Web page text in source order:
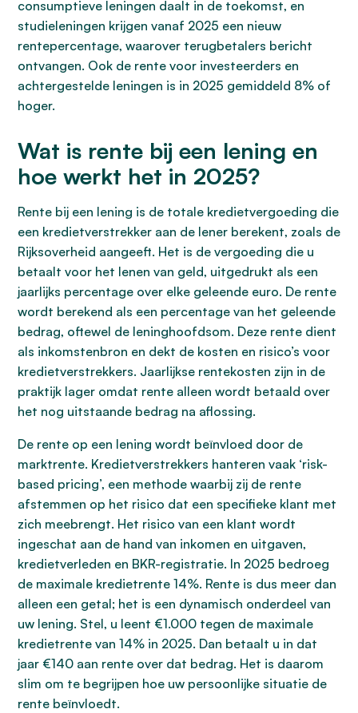
consumptieve leningen daalt in de toekomst, en
studieleningen krijgen vanaf 2025 een nieuw
rentepercentage, waarover terugbetalers bericht
ontvangen. Ook de rente voor investeerders en
achtergestelde leningen is in 2025 gemiddeld 8% of
hoger.
Wat is rente bij een lening en
hoe werkt het in 2025?
Rente bij een lening is de totale kredietvergoeding die
een kredietverstrekker aan de lener berekent, zoals de
Rijksoverheid aangeeft. Het is de vergoeding die u
betaalt voor het lenen van geld, uitgedrukt als een
jaarlijks percentage over elke geleende euro. De rente
wordt berekend als een percentage van het geleende
bedrag, oftewel de leninghoofdsom. Deze rente dient
als inkomstenbron en dekt de kosten en risico’s voor
kredietverstrekkers. Jaarlijkse rentekosten zijn in de
praktijk lager omdat rente alleen wordt betaald over
het nog uitstaande bedrag na aflossing.
De rente op een lening wordt beïnvloed door de
marktrente. Kredietverstrekkers hanteren vaak ‘risk-
based pricing’, een methode waarbij zij de rente
afstemmen op het risico dat een specifieke klant met
zich meebrengt. Het risico van een klant wordt
ingeschat aan de hand van inkomen en uitgaven,
kredietverleden en BKR-registratie. In 2025 bedroeg
de maximale kredietrente 14%. Rente is dus meer dan
alleen een getal; het is een dynamisch onderdeel van
uw lening. Stel, u leent €1.000 tegen de maximale
kredietrente van 14% in 2025. Dan betaalt u in dat
jaar €140 aan rente over dat bedrag. Het is daarom
slim om te begrijpen hoe uw persoonlijke situatie de
rente beïnvloedt.